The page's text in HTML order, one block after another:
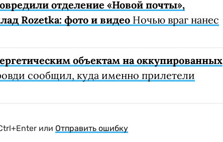
отделение «Новой почты»,
Rozetka: фото и видео Ночью враг нанес
объектам на оккупированных
сообщил, куда именно прилетели
или Отправить ошибку